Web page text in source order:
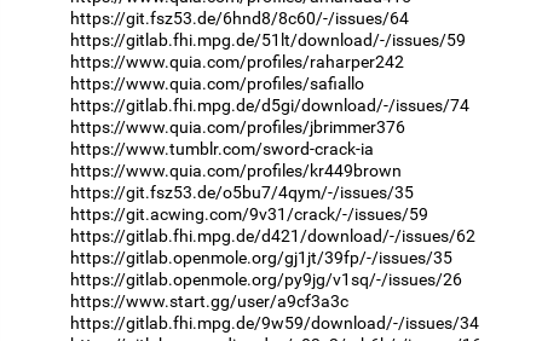
https://git.fsz53.de/6hnd8/8c60/-/issues/64
https://gitlab.fhi.mpg.de/51lt/download/-/issues/59
https://www.quia.com/profiles/raharper242
https://www.quia.com/profiles/safiallo
https://gitlab.fhi.mpg.de/d5gi/download/-/issues/74
https://www.quia.com/profiles/jbrimmer376
https://www.tumblr.com/sword-crack-ia
https://www.quia.com/profiles/kr449brown
https://git.fsz53.de/o5bu7/4qym/-/issues/35
https://git.acwing.com/9v31/crack/-/issues/59
https://gitlab.fhi.mpg.de/d421/download/-/issues/62
https://gitlab.openmole.org/gj1jt/39fp/-/issues/35
https://gitlab.openmole.org/py9jg/v1sq/-/issues/26
https://www.start.gg/user/a9cf3a3c
https://gitlab.fhi.mpg.de/9w59/download/-/issues/34